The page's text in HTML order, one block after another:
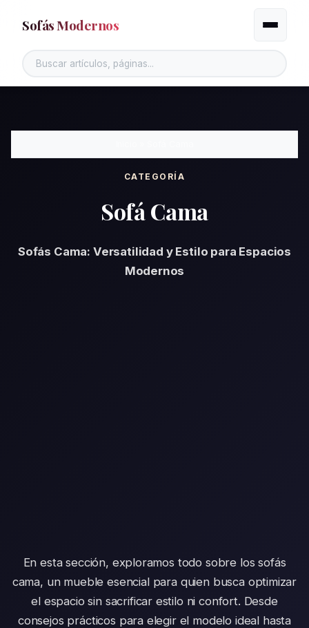
Sofás Modernos Alternar
CATEGORÍA
Sofá Cama
Sofás Cama: Versatilidad y Estilo para Espacios
Modernos
En esta sección, exploramos todo sobre los sofás
cama, un mueble esencial para quien busca optimizar
el espacio sin sacrificar estilo ni confort. Desde
consejos prácticos para elegir el modelo ideal hasta